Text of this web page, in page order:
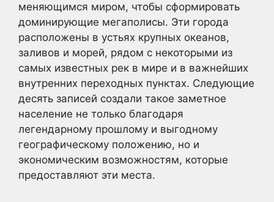
меняющимся миром, чтобы сформировать
доминирующие мегаполисы. Эти города
расположены в устьях крупных океанов,
заливов и морей, рядом с некоторыми из
самых известных рек в мире и в важнейших
внутренних переходных пунктах. Следующие
десять записей создали такое заметное
население не только благодаря
легендарному прошлому и выгодному
географическому положению, но и
экономическим возможностям, которые
предоставляют эти места.